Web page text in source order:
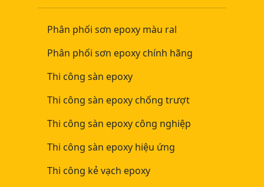
Phân phối sơn epoxy màu ral
Phân phối sơn epoxy chính hãng
Thi công sàn epoxy
Thi công sàn epoxy chống trượt
Thi công sàn epoxy công nghiệp
Thi công sàn epoxy hiệu ứng
Thi công kẻ vạch epoxy